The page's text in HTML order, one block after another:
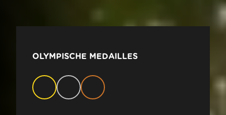
OLYMPISCHE MEDAILLES